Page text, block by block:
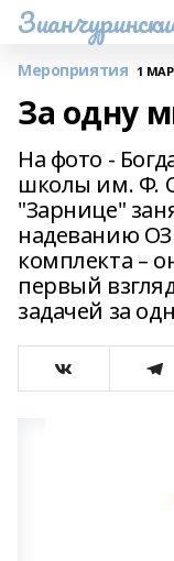
Мероприятия 1
За одну
На фото -
школы им. Ф.
"Зарнице"
надеванию
комплекта –
первый
задачей за